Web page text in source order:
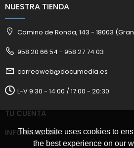
This website uses cookies to
the best experience on our
NUESTRA TIENDA
Camino de Ronda, 143 - 18003
958 20 66 54 - 958 27 74 03
correoweb@documedia.es
L-V 9:30 - 14:00 / 17:00 - 20:30
TU CUENTA
INFORMACIÓN